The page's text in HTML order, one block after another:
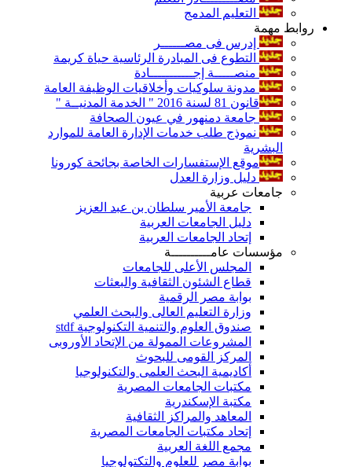
التعليم المدمج
روابط مهمة
إدرس فى مصــــــر
التطوع فى المبادرة الرئاسية حياة كريمة
منصـــــة إجـــــــــــادة
مدونة سلوكيات وأخلاقيات الوظيفة العامة
قانون 81 لسنة 2016 " الخدمة المدنيــة "
جامعة دمنهور في عيون الصحافة
نموذج طلب خدمات الإدارة العامة للموارد
البشرية
موقع الإستفسارات الخاصة بجائحة كورونا
دليل وزارة العدل
جامعات عربية
جامعة الأمير سلطان بن عبد العزيز
دليل الجامعات العربية
إتحاد الجامعات العربية
مؤسسات عامــــــــــة
المجلس الأعلى للجامعات
قطاع الشئون الثقافية والبعثات
بوابة مصر الرقمية
وزارة التعليم العالى والبحث العلمي
صندوق العلوم والتنمية التكنولوجية stdf
المشروعات الممولة من الإتحاد الأوروبى
المركز القومى للبحوث
أكاديمية البحث العلمى والتكنولوجيا
مكتبات الجامعات المصرية
مكتبة الإسكندرية
المعاهد والمراكز الثقافية
إتحاد مكتبات الجامعات المصرية
مجمع اللغة العربية
بوابة مصر للعلوم والتكتولوجيا